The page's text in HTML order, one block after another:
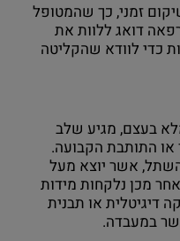
זמני, כך שהמטופל
דואג ללוות את
כדי לוודא שהקליטה
בעצם, מגיע שלב
התותבת הקבועה.
אשר יוצא מעל
מכן נלקחות מידות
דיגיטלית או תבנית
במעבדה.